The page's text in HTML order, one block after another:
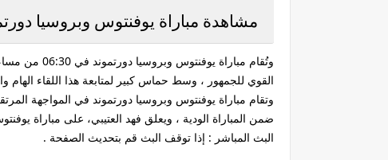
مشاهدة مباراة يوفنتوس وبروسيا
القوي للجمهور ، وسط حماس كبير لمتابعة هذا اللقاء الهام
وتقام مباراة يوفنتوس وبروسيا دورتموند في المواجهة
ضمن المباراة الودية ، ويعلق فهد العتيبي، على مباراة
البث المباشر : إذا توقف البث قم بتحديث الصفحة .